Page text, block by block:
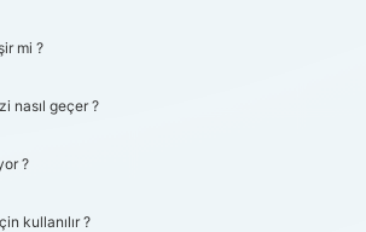
mi ?
nasıl geçer ?
?
kullanılır ?